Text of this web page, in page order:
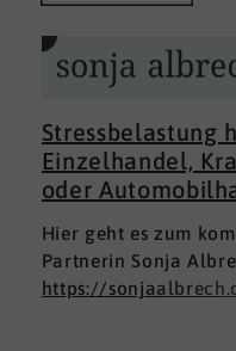
Stressbelastung
Einzelhandel,
oder
Hier geht es zum
Partnerin Sonja
https://